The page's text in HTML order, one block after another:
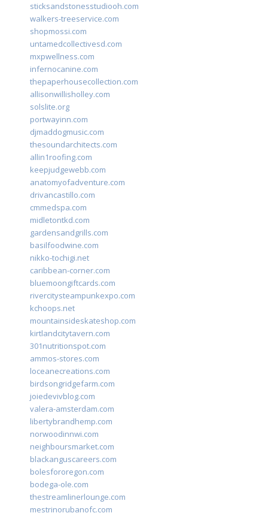
sticksandstonesstudiooh.com
walkers-treeservice.com
shopmossi.com
untamedcollectivesd.com
mxpwellness.com
infernocanine.com
thepaperhousecollection.com
allisonwillisholley.com
solslite.org
portwayinn.com
djmaddogmusic.com
thesoundarchitects.com
allin1roofing.com
keepjudgewebb.com
anatomyofadventure.com
drivancastillo.com
cmmedspa.com
midletontkd.com
gardensandgrills.com
basilfoodwine.com
nikko-tochigi.net
caribbean-corner.com
bluemoongiftcards.com
rivercitysteampunkexpo.com
kchoops.net
mountainsideskateshop.com
kirtlandcitytavern.com
301nutritionspot.com
ammos-stores.com
loceanecreations.com
birdsongridgefarm.com
joiedevivblog.com
valera-amsterdam.com
libertybrandhemp.com
norwoodinnwi.com
neighboursmarket.com
blackanguscareers.com
bolesfororegon.com
bodega-ole.com
thestreamlinerlounge.com
mestrinorubanofc.com